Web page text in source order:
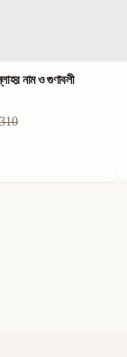
নাম ও গুণাবলী
310